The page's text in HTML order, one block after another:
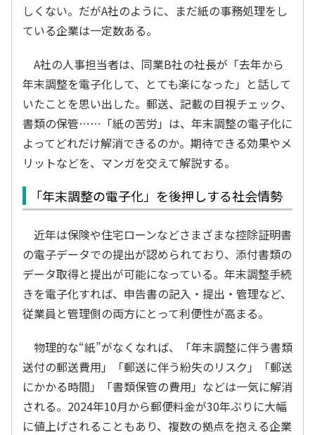
しくない。だがA社のように、まだ紙の事務処理をし
ている企業は一定数ある。
A社の人事担当者は、同業B社の社長が「去年から
年末調整を電子化して、とても楽になった」と話して
いたことを思い出した。郵送、記載の目視チェック、
書類の保管……「紙の苦労」は、年末調整の電子化に
よってどれだけ解消できるのか。期待できる効果やメ
リットなどを、マンガを交えて解説する。
「年末調整の電子化」を後押しする社会情勢
近年は保険や住宅ローンなどさまざまな控除証明書
の電子データでの提出が認められており、添付書類の
データ取得と提出が可能になっている。年末調整手続
きを電子化すれば、申告書の記入・提出・管理など、
従業員と管理側の両方にとって利便性が高まる。
物理的な“紙”がなくなれば、「年末調整に伴う書類
送付の郵送費用」「郵送に伴う紛失のリスク」「郵送
にかかる時間」「書類保管の費用」などは一気に解消
される。2024年10月から郵便料金が30年ぶりに大幅
に値上げされることもあり、複数の拠点を抱える企業